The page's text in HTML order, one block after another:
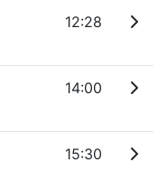
12:28
14:00
15:30